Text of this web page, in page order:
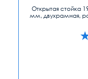
Открытая стойка
мм, двухрамная,